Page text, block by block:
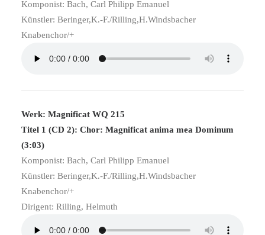
Komponist: Bach, Carl Philipp Emanuel
Künstler: Beringer,K.-F./Rilling,H.Windsbacher
Knabenchor/+
Werk: Magnificat WQ 215
Titel 1 (CD 2): Chor: Magnificat anima mea Dominum
(3:03)
Komponist: Bach, Carl Philipp Emanuel
Künstler: Beringer,K.-F./Rilling,H.Windsbacher
Knabenchor/+
Dirigent: Rilling, Helmuth